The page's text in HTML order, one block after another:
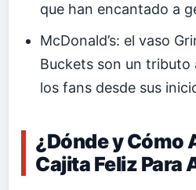
que han encantado a
McDonald’s: el vaso
Buckets son un tributo
los fans desde sus
¿Dónde y Cómo
Cajita Feliz Para